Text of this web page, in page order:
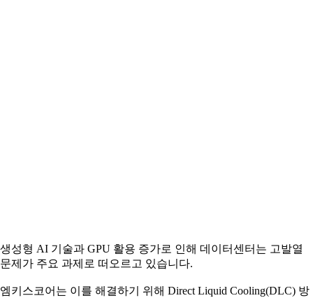
생성형 AI 기술과 GPU 활용 증가로 인해 데이터센터는 고발열
문제가 주요 과제로 떠오르고 있습니다.
엠키스코어는 이를 해결하기 위해 Direct Liquid Cooling(DLC) 방